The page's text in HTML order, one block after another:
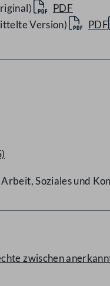
PDF
Version)
PDF
Soziales und
zwischen